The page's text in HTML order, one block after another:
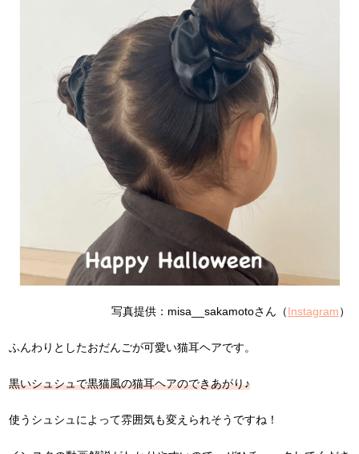
写真提供：misa__sakamotoさん（Instagram）
ふんわりとしたおだんごが可愛い猫耳ヘアです。
黒いシュシュで黒猫風の猫耳ヘアのできあがり♪
使うシュシュによって雰囲気も変えられそうですね！